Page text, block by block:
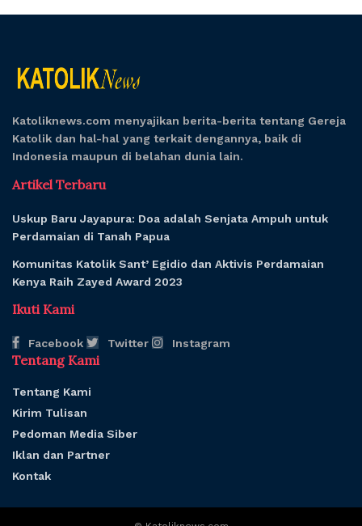
Katoliknews.com menyajikan berita-berita tentang Gereja
Katolik dan hal-hal yang terkait dengannya, baik di
Indonesia maupun di belahan dunia lain.
Artikel Terbaru
Uskup Baru Jayapura: Doa adalah Senjata Ampuh untuk
Perdamaian di Tanah Papua
Komunitas Katolik Sant’ Egidio dan Aktivis Perdamaian
Kenya Raih Zayed Award 2023
Ikuti Kami
Facebook Twitter Instagram
Tentang Kami
Tentang Kami
Kirim Tulisan
Pedoman Media Siber
Iklan dan Partner
Kontak